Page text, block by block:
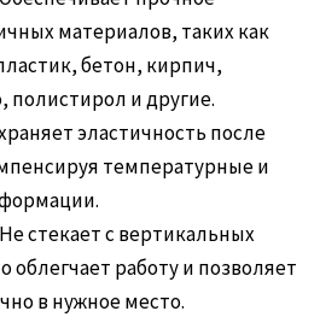
материалов, таких как
бетон, кирпич,
полистирол и другие.
эластичность после
температурные и
Не стекает с вертикальных
облегчает работу и позволяет
в нужное место.